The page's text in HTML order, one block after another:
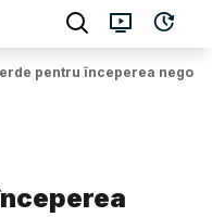
pentru începerea